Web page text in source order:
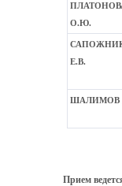
О.Ю.
Е.В.
ШАЛИМОВ
Прием